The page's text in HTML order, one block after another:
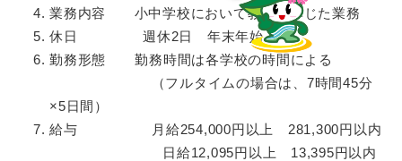
業務内容 小中学校において教諭に準じた業務
休日 週休2日 年末年始
勤務形態
勤務時間は各学校の時間による
（フルタイムの場合は、7時間45分
×5日間）
給与
月給254,000円以上 281,300円以内
日給12,095円以上 13,395円以内